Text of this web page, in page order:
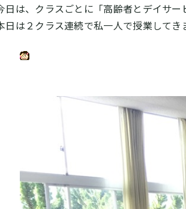
日は、クラスごとに「高齢者とデイサ
日は２クラス連続で私一人で授業してき